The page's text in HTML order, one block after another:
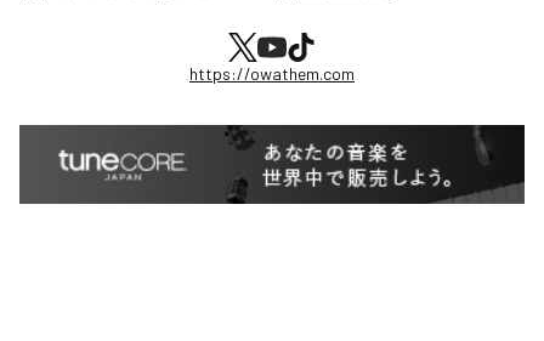
https://owathem.com